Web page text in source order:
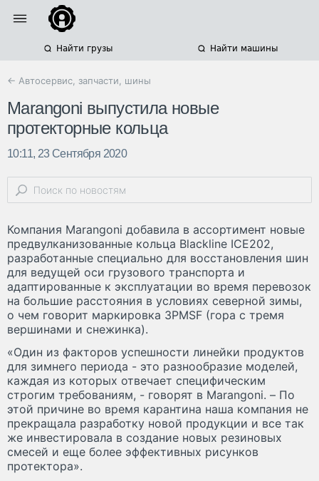
Найти грузы Найти машины
← Автосервис, запчасти, шины
Marangoni выпустила новые
протекторные кольца
10:11, 23 Сентября 2020
Компания Marangoni добавила в ассортимент новые
предвулканизованные кольца Blackline ICE202,
разработанные специально для восстановления шин
для ведущей оси грузового транспорта и
адаптированные к эксплуатации во время перевозок
на большие расстояния в условиях северной зимы,
о чем говорит маркировка 3PMSF (гора с тремя
вершинами и снежинка).
«Один из факторов успешности линейки продуктов
для зимнего периода - это разнообразие моделей,
каждая из которых отвечает специфическим
строгим требованиям, - говорят в Marangoni. – По
этой причине во время карантина наша компания не
прекращала разработку новой продукции и все так
же инвестировала в создание новых резиновых
смесей и еще более эффективных рисунков
протектора».